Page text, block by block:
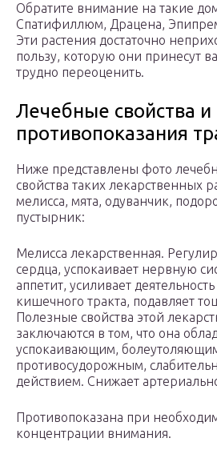
Обратите внимание на такие
Спатифиллюм, Драцена,
Эти растения достаточно
пользу, которую они принесут
трудно переоценить.
Лечебные свойства и
противопоказания
Ниже представлены фото
свойства таких лекарственных
мелисса, мята, одуванчик,
пустырник:
Мелисса лекарственная.
сердца, успокаивает нервную
аппетит, усиливает
кишечного тракта, подавляет
Полезные свойства этой
заключаются в том, что она
успокаивающим,
противосудорожным,
действием. Снижает
Противопоказана при
концентрации внимания.